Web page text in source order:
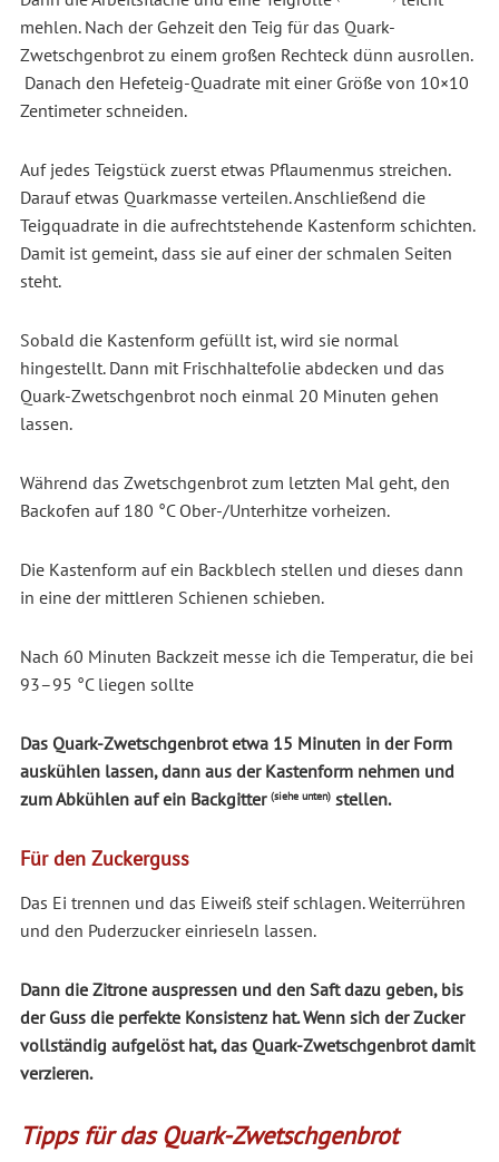
mehlen. Nach der Gehzeit den Teig für das Quark-
Zwetschgenbrot zu einem großen Rechteck dünn ausrollen.
Danach den Hefeteig-Quadrate mit einer Größe von 10×10
Zentimeter schneiden.
Auf jedes Teigstück zuerst etwas Pflaumenmus streichen.
Darauf etwas Quarkmasse verteilen. Anschließend die
Teigquadrate in die aufrechtstehende Kastenform schichten.
Damit ist gemeint, dass sie auf einer der schmalen Seiten
steht.
Sobald die Kastenform gefüllt ist, wird sie normal
hingestellt. Dann mit Frischhaltefolie abdecken und das
Quark-Zwetschgenbrot noch einmal 20 Minuten gehen
lassen.
Während das Zwetschgenbrot zum letzten Mal geht, den
Backofen auf 180 °C Ober-/Unterhitze vorheizen.
Die Kastenform auf ein Backblech stellen und dieses dann
in eine der mittleren Schienen schieben.
Nach 60 Minuten Backzeit messe ich die Temperatur, die bei
93–95 °C liegen sollte
Das Quark-Zwetschgenbrot etwa 15 Minuten in der Form
auskühlen lassen, dann aus der Kastenform nehmen und
zum Abkühlen auf ein Backgitter (siehe unten)stellen.
Für den Zuckerguss
Das Ei trennen und das Eiweiß steif schlagen. Weiterrühren
und den Puderzucker einrieseln lassen.
Dann die Zitrone auspressen und den Saft dazu geben, bis
der Guss die perfekte Konsistenz hat. Wenn sich der Zucker
vollständig aufgelöst hat, das Quark-Zwetschgenbrot damit
verzieren.
Tipps für das Quark-Zwetschgenbrot